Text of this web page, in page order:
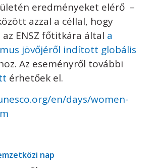
eredményeket elérő –
azzal a céllal, hogy
ENSZ főtitkára által a
jövőjéről indított globális
Az eseményről további
érhetőek el.
en/days/women-
nap